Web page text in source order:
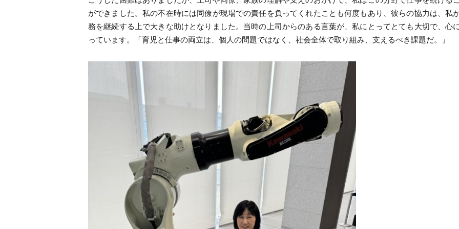
ができました。私の不在時には同僚が現場での責任を負ってくれたことも何度もあり、彼らの協力は、私
務を継続する上で大きな助けとなりました。当時の上司からのある言葉が、私にとってとても大切で、心
っています。「育児と仕事の両立は、個人の問題ではなく、社会全体で取り組み、支えるべき課題だ。」